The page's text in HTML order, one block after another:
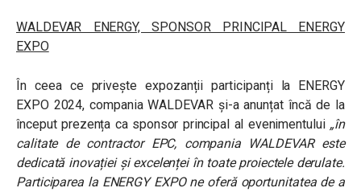
WALDEVAR ENERGY, SPONSOR PRINCIPAL ENERGY
EXPO
În ceea ce privește expozanții participanți la ENERGY
EXPO 2024, compania WALDEVAR și-a anunțat încă de la
început prezența ca sponsor principal al evenimentului „în
calitate de contractor EPC, compania WALDEVAR este
dedicată inovației și excelenței în toate proiectele derulate.
Participarea la ENERGY EXPO ne oferă oportunitatea de a